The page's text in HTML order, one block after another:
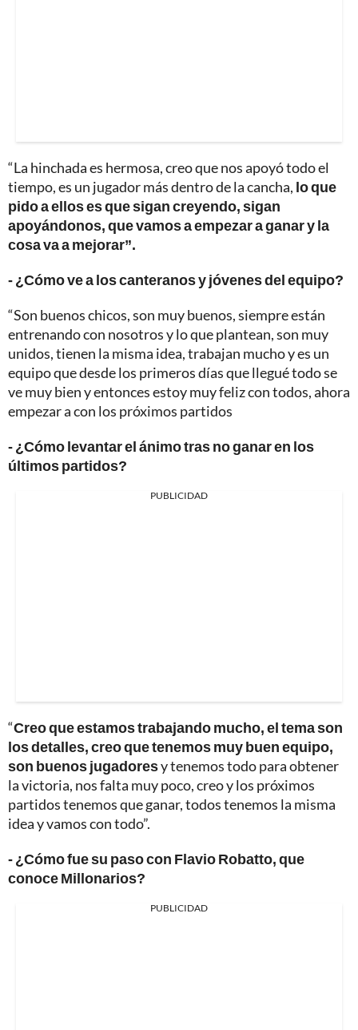
“La hinchada es hermosa, creo que nos apoyó todo el
tiempo, es un jugador más dentro de la cancha, lo que
pido a ellos es que sigan creyendo, sigan
apoyándonos, que vamos a empezar a ganar y la
cosa va a mejorar”.
- ¿Cómo ve a los canteranos y jóvenes del equipo?
“Son buenos chicos, son muy buenos, siempre están
entrenando con nosotros y lo que plantean, son muy
unidos, tienen la misma idea, trabajan mucho y es un
equipo que desde los primeros días que llegué todo se
ve muy bien y entonces estoy muy feliz con todos, ahora
empezar a con los próximos partidos
- ¿Cómo levantar el ánimo tras no ganar en los
últimos partidos?
PUBLICIDAD
“Creo que estamos trabajando mucho, el tema son
los detalles, creo que tenemos muy buen equipo,
son buenos jugadoresy tenemos todo para obtener
la victoria, nos falta muy poco, creo y los próximos
partidos tenemos que ganar, todos tenemos la misma
idea y vamos con todo”.
- ¿Cómo fue su paso con Flavio Robatto, que
conoce Millonarios?
PUBLICIDAD